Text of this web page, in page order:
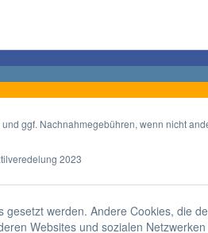
und ggf. Nachnahmegebühren, wenn nicht
2023
werden. Andere Cookies, die
Websites und sozialen Netzwerken